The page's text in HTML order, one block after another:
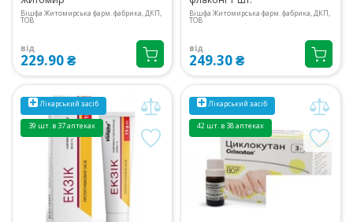
Вішфа Житомирська фарм. фабрика, ДКП,
ТОВ
від
229.90 ₴
Вішфа Житомирська фарм. фабрика, ДКП,
ТОВ
від
249.30 ₴
Лікарський засіб
39 шт. в 37 аптеках
Лікарський засіб
42 шт. в 38 аптеках